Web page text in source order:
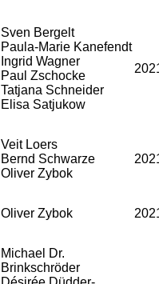
Sven Bergelt
Paula-Marie Kanefendt
Ingrid Wagner
Paul Zschocke
Tatjana Schneider
Elisa Satjukow
Veit Loers
Bernd Schwarze
Oliver Zybok
Oliver Zybok
Michael Dr.
Brinkschröder